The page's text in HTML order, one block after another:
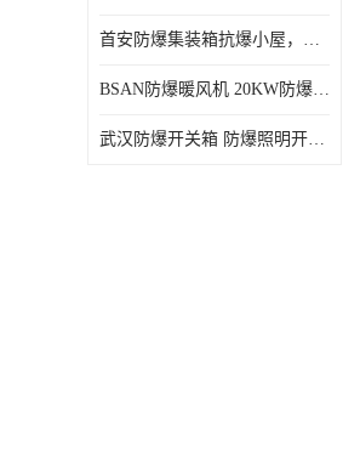
首安防爆集装箱抗爆小屋，危化品暂存间厂家批发
BSAN防爆暖风机 20KW防爆工业暖风机
武汉防爆开关箱 防爆照明开关箱厂家